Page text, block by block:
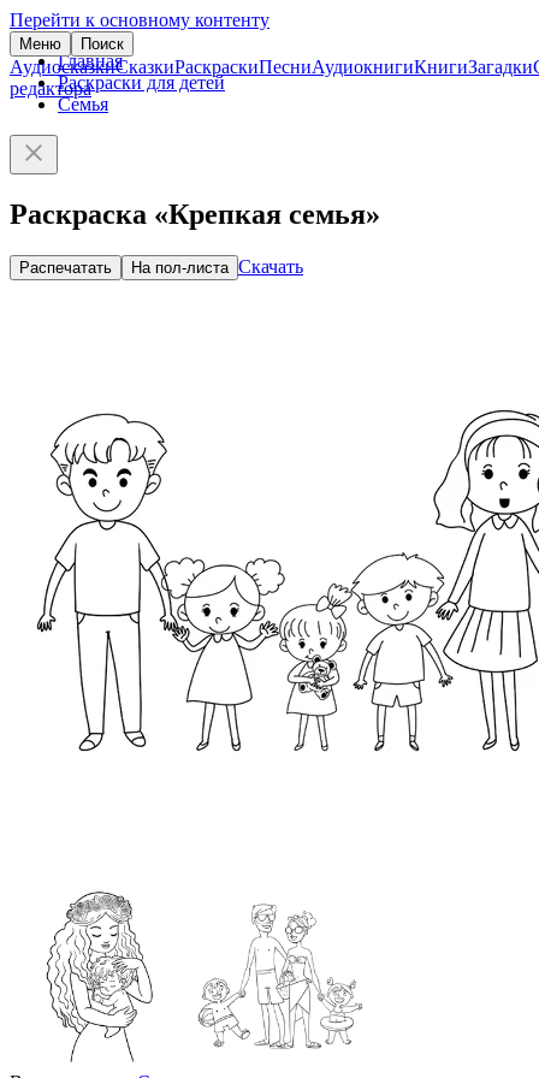
Перейти к основному контенту
Меню Поиск
АудиосказкиСказкиРаскраскиПесниАудиокнигиКнигиЗагадки
редактора
Главная
Раскраски для детей
Семья
Раскраска «Крепкая семья»
Распечатать На пол-листа Скачать